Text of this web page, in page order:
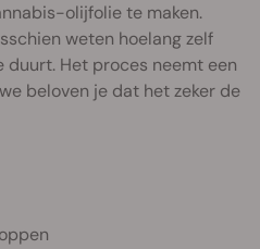
olijfolie te maken.
weten hoelang zelf
Het proces neemt een
beloven je dat het zeker de